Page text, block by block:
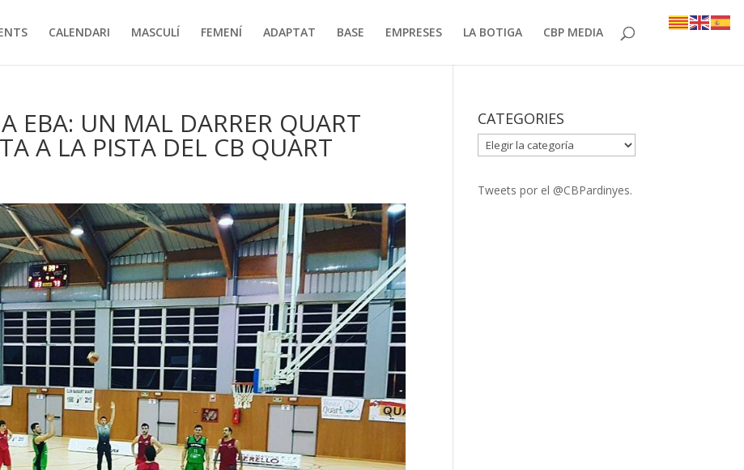
CALENDARI MASCULÍ FEMENÍ ADAPTAT BASE EMPRESES LA BOTIGA CBP MEDIA
EBA: UN MAL DARRER QUART
A LA PISTA DEL CB QUART
CATEGORIES
CATEGORIES
Tweets por el @CBPardinyes.